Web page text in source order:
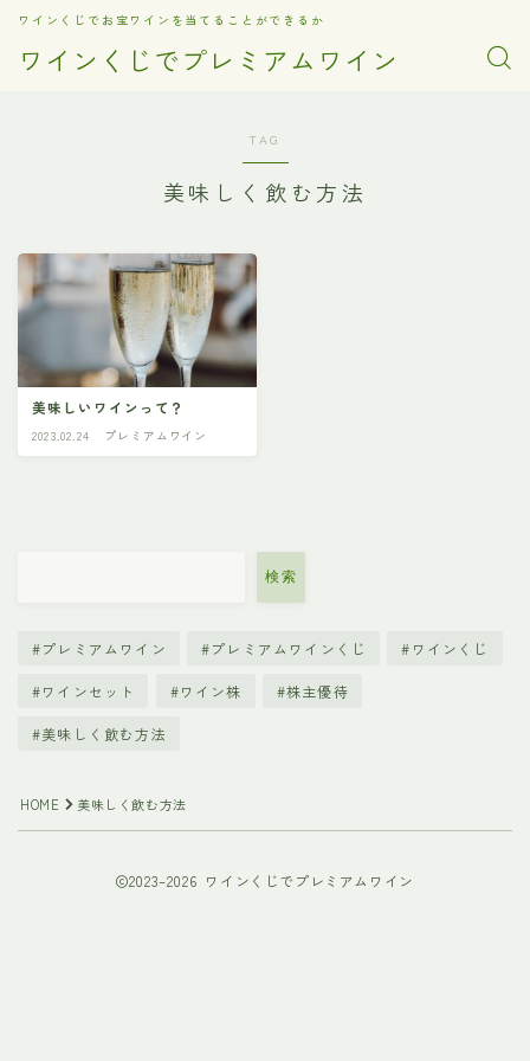
ワインくじでプレミアムワイン
ワインくじでお宝ワインを当てることができるか
TAG
美味しく飲む方法
美味しいワインって？
2023.02.24 プレミアムワイン
検索
プレミアムワイン プレミアムワインくじ ワインくじ
ワインセット ワイン株 株主優待
美味しく飲む方法
HOME 美味しく飲む方法
2023–2026 ワインくじでプレミアムワイン